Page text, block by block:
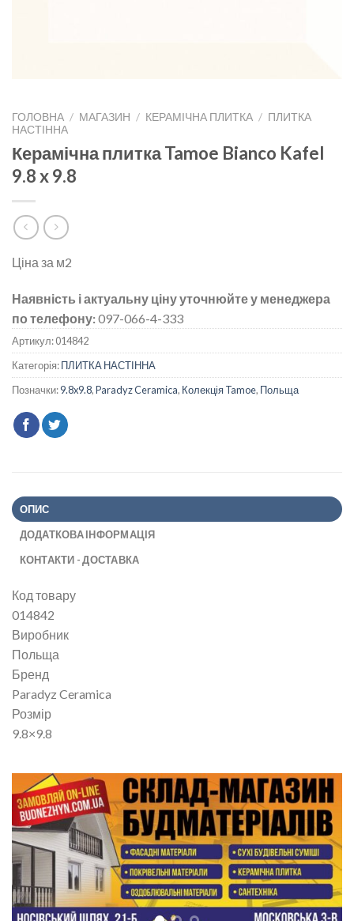
ГОЛОВНА / МАГАЗИН / КЕРАМІЧНА ПЛИТКА / ПЛИТКА
НАСТІННА
Керамічна плитка Tamoe Bianco Kafel
9.8 x 9.8
Ціна за м2
Наявність і актуальну ціну уточнюйте у менеджера
по телефону:097-066-4-333
Артикул:014842
Категорія:ПЛИТКА НАСТІННА
Позначки:9.8x9.8,Paradyz Ceramica, Колекція Tamoe, Польща
ОПИС
ДОДАТКОВА ІНФОРМАЦІЯ
КОНТАКТИ - ДОСТАВКА
Код товару
014842
Виробник
Польща
Бренд
Paradyz Ceramica
Розмір
9.8×9.8